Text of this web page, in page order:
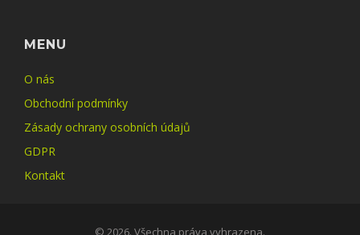
MENU
O nás
Obchodní podmínky
Zásady ochrany osobních údajů
GDPR
Kontakt
© 2026. Všechna práva vyhrazena.